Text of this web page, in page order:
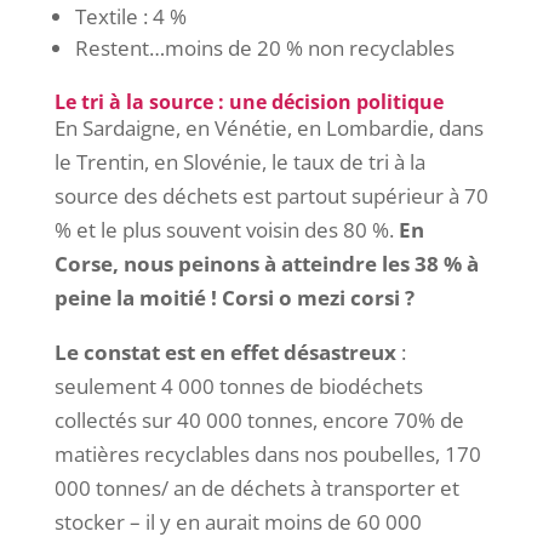
Textile : 4 %
Restent…moins de 20 % non recyclables
Le tri à la source : une décision politique
En Sardaigne, en Vénétie, en Lombardie, dans
le Trentin, en Slovénie, le taux de tri à la
source des déchets est partout supérieur à 70
% et le plus souvent voisin des 80 %. En
Corse, nous peinons à atteindre les 38 % à
peine la moitié ! Corsi o mezi corsi ?
Le constat est en effet désastreux :
seulement 4 000 tonnes de biodéchets
collectés sur 40 000 tonnes, encore 70% de
matières recyclables dans nos poubelles, 170
000 tonnes/ an de déchets à transporter et
stocker – il y en aurait moins de 60 000